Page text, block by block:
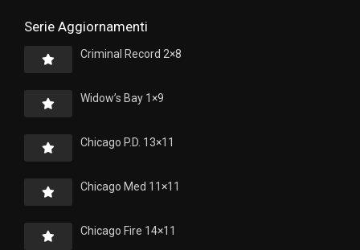
Serie Aggiornamenti
Criminal Record 2×8
Widow’s Bay 1×9
Chicago P.D. 13×11
Chicago Med 11×11
Chicago Fire 14×11